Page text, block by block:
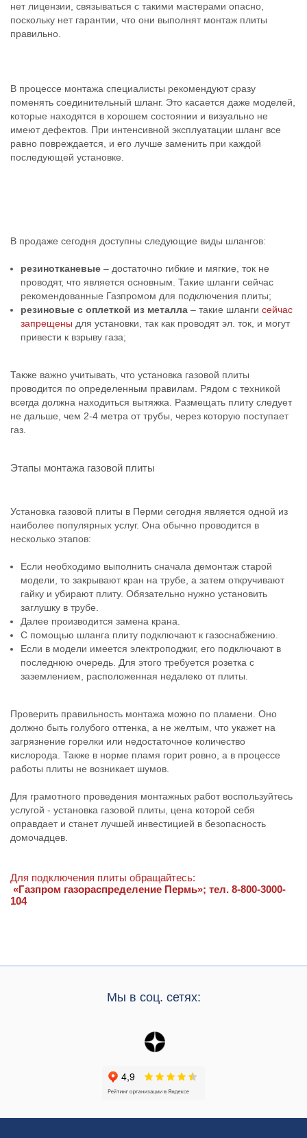
нет лицензии, связываться с такими мастерами опасно,
поскольку нет гарантии, что они выполнят монтаж плиты
правильно.
В процессе монтажа специалисты рекомендуют сразу
поменять соединительный шланг. Это касается даже моделей,
которые находятся в хорошем состоянии и визуально не
имеют дефектов. При интенсивной эксплуатации шланг все
равно повреждается, и его лучше заменить при каждой
последующей установке.
В продаже сегодня доступны следующие виды шлангов:
резинотканевые – достаточно гибкие и мягкие, ток не
проводят, что является основным. Такие шланги сейчас
рекомендованные Газпромом для подключения плиты;
резиновые с оплеткой из металла – такие шланги сейчас
запрещены для установки, так как проводят эл. ток, и могут
привести к взрыву газа;
Также важно учитывать, что установка газовой плиты
проводится по определенным правилам. Рядом с техникой
всегда должна находиться вытяжка. Размещать плиту следует
не дальше, чем 2-4 метра от трубы, через которую поступает
газ.
Этапы монтажа газовой плиты
Установка газовой плиты в Перми сегодня является одной из
наиболее популярных услуг. Она обычно проводится в
несколько этапов:
Если необходимо выполнить сначала демонтаж старой
модели, то закрывают кран на трубе, а затем откручивают
гайку и убирают плиту. Обязательно нужно установить
заглушку в трубе.
Далее производится замена крана.
С помощью шланга плиту подключают к газоснабжению.
Если в модели имеется электроподжиг, его подключают в
последнюю очередь. Для этого требуется розетка с
заземлением, расположенная недалеко от плиты.
Проверить правильность монтажа можно по пламени. Оно
должно быть голубого оттенка, а не желтым, что укажет на
загрязнение горелки или недостаточное количество
кислорода. Также в норме пламя горит ровно, а в процессе
работы плиты не возникает шумов.
Для грамотного проведения монтажных работ воспользуйтесь
услугой - установка газовой плиты, цена которой себя
оправдает и станет лучшей инвестицией в безопасность
домочадцев.
Для подключения плиты обращайтесь:
«Газпром газораспределение Пермь»; тел. 8-800-3000-
104
Мы в соц. сетях: